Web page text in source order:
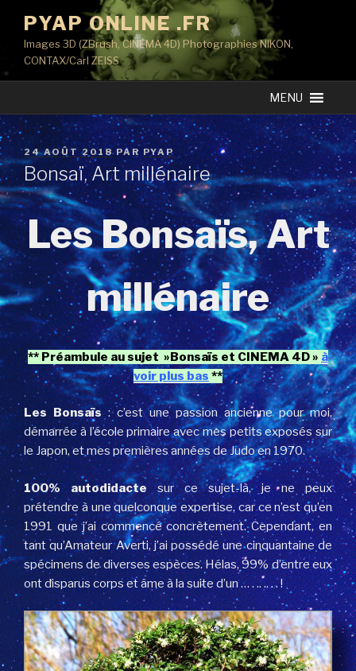
contenu
principal
PYAP ONLINE .FR
Images 3D (ZBrush, CINEMA 4D) Photographies NIKON,
CONTAX/Carl ZEISS
MENU
PUBLIÉ
LE
24 AOÛT 2018PAR PYAP
Bonsaï, Art millénaire
Les Bonsaïs, Art
millénaire
** Préambule au sujet »Bonsaïs et CINEMA 4D » à
voir plus bas **
Les Bonsaïs: c’est une passion ancienne pour moi,
démarrée à l’école primaire avec mes petits exposés sur
le Japon, et mes premières années de Judo en 1970.
100% autodidactesur ce sujet-là, je ne peux
prétendre à une quelconque expertise, car ce n’est qu’en
1991 que j’ai commencé concrètement. Cependant, en
tant qu’Amateur Averti, j’ai possédé une cinquantaine de
spécimens de diverses espèces. Hélas, 99% d’entre eux
ont disparus corps et âme à la suite d’un … . .. .. . . !